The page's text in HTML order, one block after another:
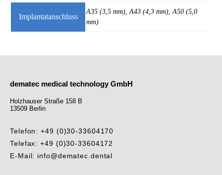
Implantatanschluss
A35 (3,5 mm), A43 (4,3 mm), A50 (5,0
mm)
dematec medical technology GmbH
Holzhauser Straße 158 B
13509 Berlin
Telefon: +49 (0)30-33604170
Telefax: +49 (0)30-33604172
E-Mail: info@dematec.dental